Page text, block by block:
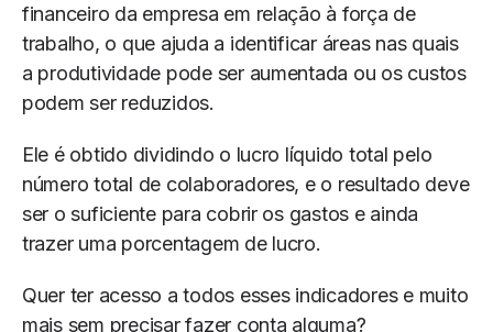
financeiro da empresa em relação à força de
trabalho, o que ajuda a identificar áreas nas quais
a produtividade pode ser aumentada ou os custos
podem ser reduzidos.
Ele é obtido dividindo o lucro líquido total pelo
número total de colaboradores, e o resultado deve
ser o suficiente para cobrir os gastos e ainda
trazer uma porcentagem de lucro.
Quer ter acesso a todos esses indicadores e muito
mais sem precisar fazer conta alguma?